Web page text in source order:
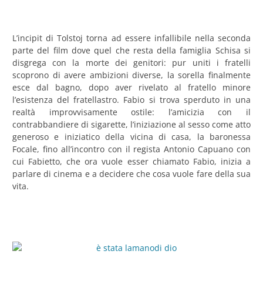
L’incipit di Tolstoj torna ad essere infallibile nella seconda
parte del film dove quel che resta della famiglia Schisa si
disgrega con la morte dei genitori: pur uniti i fratelli
scoprono di avere ambizioni diverse, la sorella finalmente
esce dal bagno, dopo aver rivelato al fratello minore
l’esistenza del fratellastro. Fabio si trova sperduto in una
realtà improvvisamente ostile: l’amicizia con il
contrabbandiere di sigarette, l’iniziazione al sesso come atto
generoso e iniziatico della vicina di casa, la baronessa
Focale, fino all’incontro con il regista Antonio Capuano con
cui Fabietto, che ora vuole esser chiamato Fabio, inizia a
parlare di cinema e a decidere che cosa vuole fare della sua
vita.